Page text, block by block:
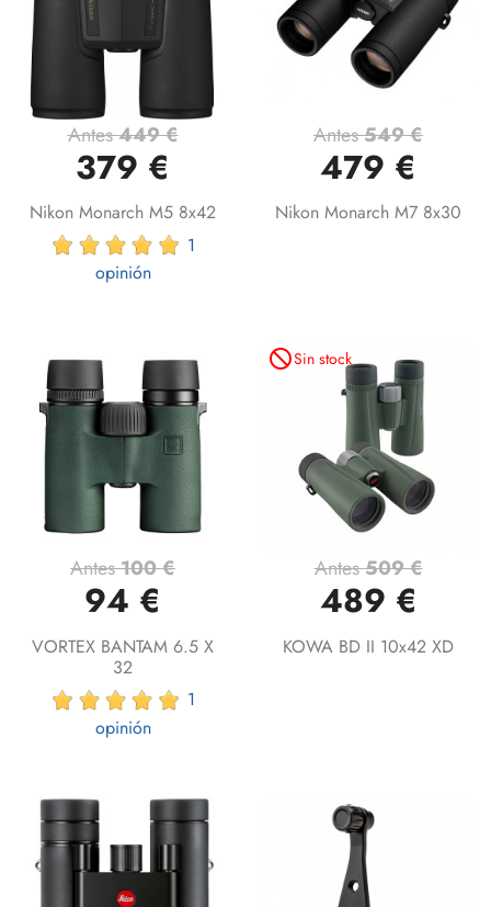
Antes449 €
379 €
Nikon Monarch M5 8x42
1
opinión
Antes549 €
479 €
Nikon Monarch M7 8x30
Antes100 €
94 €
VORTEX BANTAM 6.5 X
32
1
opinión
not_interestedSin stock
Antes509 €
489 €
KOWA BD II 10x42 XD